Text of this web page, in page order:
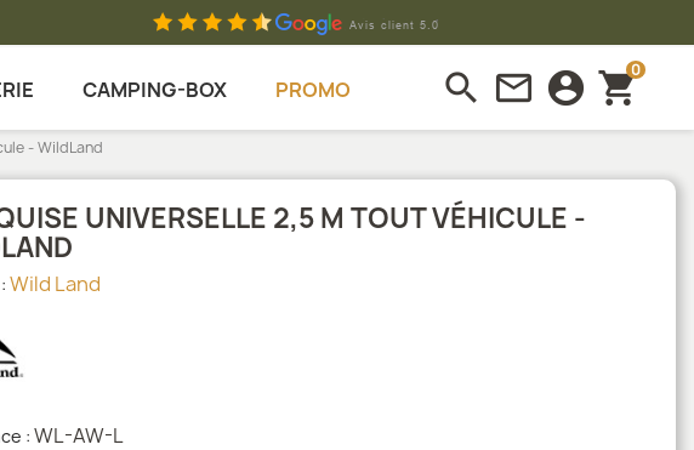
CAMPING-BOX PROMO search mail_outline account_circle shopping_cart
0
- WildLand
UNIVERSELLE 2,5 M TOUT VÉHICULE -
Wild Land
: WL-AW-L